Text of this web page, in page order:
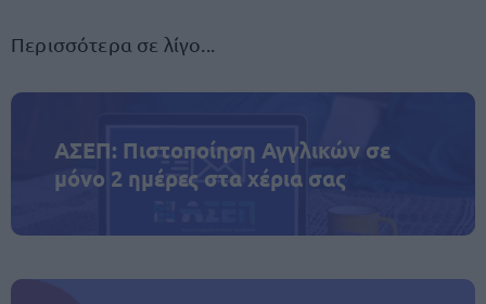
Περισσότερα σε λίγο...
ΑΣΕΠ: Πιστοποίηση Αγγλικών σε
μόνο 2 ημέρες στα χέρια σας